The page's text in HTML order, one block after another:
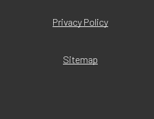
Privacy Policy
Sitemap